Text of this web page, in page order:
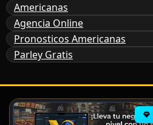
Americanas
Agencia Online
Pronosticos Americanas
Parley Gratis